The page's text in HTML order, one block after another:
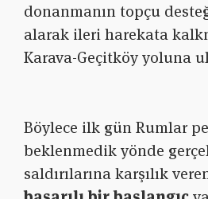
donanmanın topçu
alarak ileri harekata
Karava-Geçitköy yoluna
Böylece ilk gün Rumlar
beklenmedik yönde
saldırılarına karşılık